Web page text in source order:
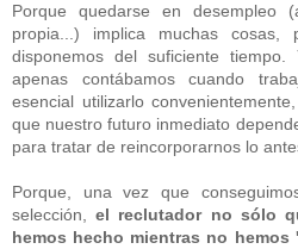
Porque quedarse en desempleo
propia...) implica muchas
disponemos del suficiente
apenas contábamos cuando
esencial utilizarlo
que nuestro futuro inmediato
para tratar de reincorporarnos lo
Porque, una vez que
selección,el reclutador no sólo
hemos hecho mientras no